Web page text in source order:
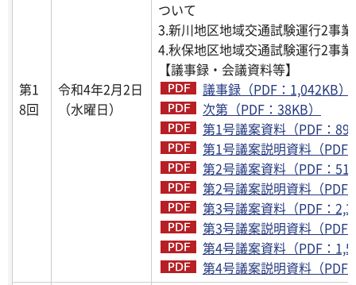
第1
8回
令和4年2月2日
（水曜日）
ついて
3.新川地区地域交通試験運行2事
4.秋保地区地域交通試験運行2事
【議事録・会議資料等】
議事録（PDF：1,042KB）
次第（PDF：38KB）
第1号議案資料（PDF：
第1号議案説明資料（PDF
第2号議案資料（PDF：
第2号議案説明資料（PDF
第3号議案資料（PDF：
第3号議案説明資料（PDF
第4号議案資料（PDF：
第4号議案説明資料（PDF